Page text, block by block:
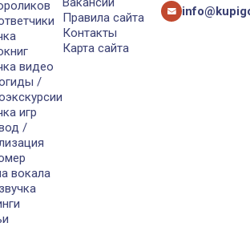
видео
/
игр
/
вокала
Правила сайта
Контакты
Карта сайта